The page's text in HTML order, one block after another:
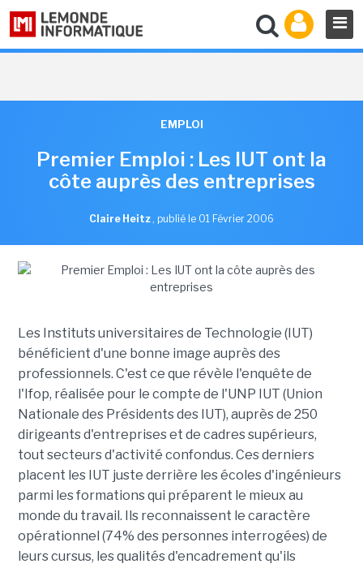
EMPLOI
Premier Emploi : Les IUT ont la
côte auprès des entreprises
Claire Heitz , publié le 01 Février 2006
Les Instituts universitaires de Technologie (IUT)
bénéficient d'une bonne image auprès des
professionnels. C'est ce que révèle l'enquête de
l'Ifop, réalisée pour le compte de l'UNP IUT (Union
Nationale des Présidents des IUT), auprès de 250
dirigeants d'entreprises et de cadres supérieurs,
tout secteurs d'activité confondus. Ces derniers
placent les IUT juste derrière les écoles d'ingénieurs
parmi les formations qui préparent le mieux au
monde du travail. Ils reconnaissent le caractère
opérationnel (74% des personnes interrogées) de
leurs cursus, les qualités d'encadrement qu'ils